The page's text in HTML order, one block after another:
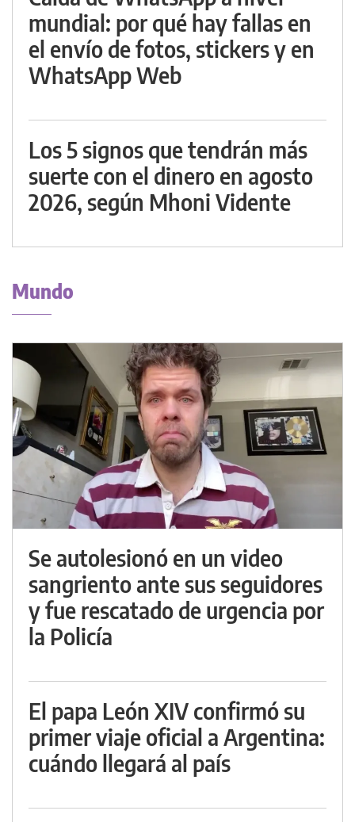
mundial: por qué hay fallas en
el envío de fotos, stickers y en
WhatsApp Web
Los 5 signos que tendrán más
suerte con el dinero en agosto
2026, según Mhoni Vidente
Mundo
Se autolesionó en un video
sangriento ante sus seguidores
y fue rescatado de urgencia por
la Policía
El papa León XIV confirmó su
primer viaje oficial a Argentina:
cuándo llegará al país